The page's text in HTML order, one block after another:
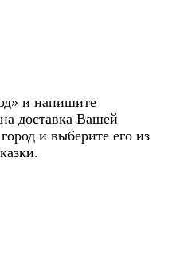
и напишите
доставка Вашей
и выберите его из